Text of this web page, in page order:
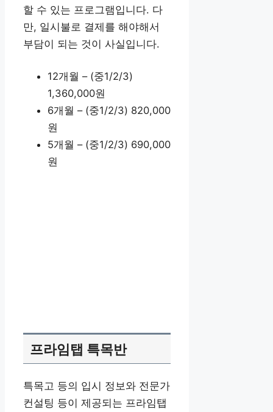
할 수 있는 프로그램입니다. 다
만, 일시불로 결제를 해야해서
부담이 되는 것이 사실입니다.
12개월 – (중1/2/3)
1,360,000원
6개월 – (중1/2/3) 820,000
원
5개월 – (중1/2/3) 690,000
원
프라임탭 특목반
특목고 등의 입시 정보와 전문가
컨설팅 등이 제공되는 프라임탭